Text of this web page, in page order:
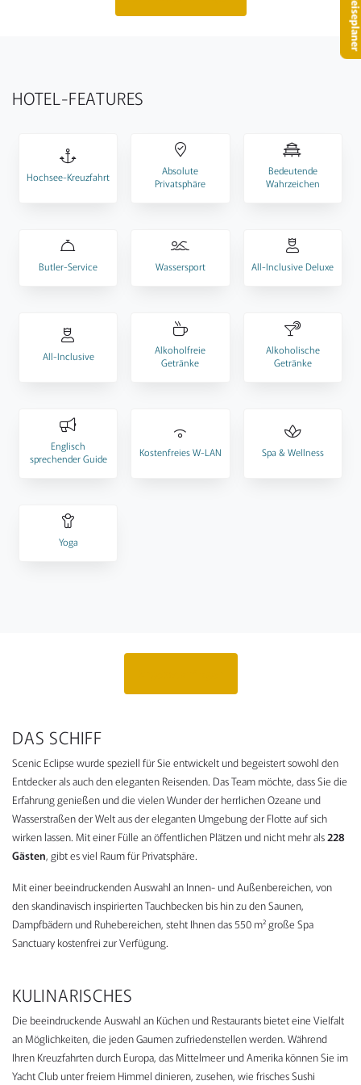
–
HOTEL-FEATURES
Hochsee-Kreuzfahrt
Absolute
Privatsphäre
Bedeutende
Wahrzeichen
Butler-Service Wassersport All-Inclusive Deluxe
All-Inclusive
Alkoholfreie
Getränke
Alkoholische
Getränke
Englisch
sprechender Guide
Kostenfreies W-LAN Spa & Wellness
Yoga
DAS SCHIFF
Scenic Eclipse wurde speziell für Sie entwickelt und begeistert sowohl den
Entdecker als auch den eleganten Reisenden. Das Team möchte, dass Sie die
Erfahrung genießen und die vielen Wunder der herrlichen Ozeane und
Wasserstraßen der Welt aus der eleganten Umgebung der Flotte auf sich
wirken lassen. Mit einer Fülle an öffentlichen Plätzen und nicht mehr als228
Gästen, gibt es viel Raum für Privatsphäre.
Mit einer beeindruckenden Auswahl an Innen- und Außenbereichen, von
den skandinavisch inspirierten Tauchbecken bis hin zu den Saunen,
Dampfbädern und Ruhebereichen, steht Ihnen das 550 m² große Spa
Sanctuary kostenfrei zur Verfügung.
KULINARISCHES
Die beeindruckende Auswahl an Küchen und Restaurants bietet eine Vielfalt
an Möglichkeiten, die jeden Gaumen zufriedenstellen werden. Während
Ihren Kreuzfahrten durch Europa, das Mittelmeer und Amerika können Sie im
Yacht Club unter freiem Himmel dinieren, zusehen, wie frisches Sushi